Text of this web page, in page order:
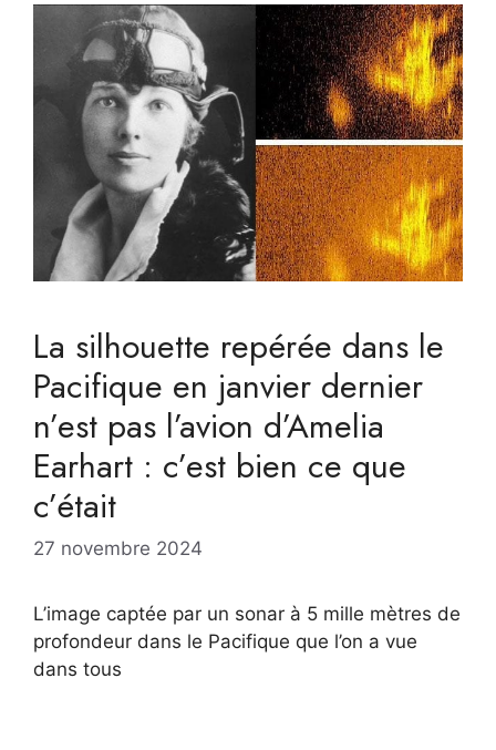
La silhouette repérée dans le
Pacifique en janvier dernier
n’est pas l’avion d’Amelia
Earhart : c’est bien ce que
c’était
27 novembre 2024
L’image captée par un sonar à 5 mille mètres de
profondeur dans le Pacifique que l’on a vue
dans tous